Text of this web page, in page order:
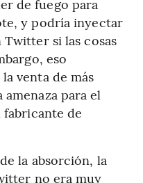
de fuego para
y podría inyectar
si las cosas
eso
venta de más
para el
de
la absorción, la
no era muy